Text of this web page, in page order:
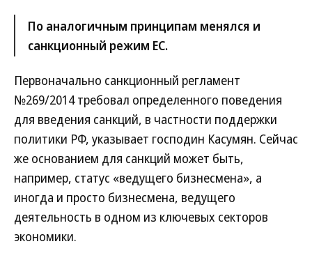
По аналогичным принципам менялся и
санкционный режим ЕС.
Первоначально санкционный регламент
№269/2014 требовал определенного поведения
для введения санкций, в частности поддержки
политики РФ, указывает господин Касумян. Сейчас
же основанием для санкций может быть,
например, статус «ведущего бизнесмена», а
иногда и просто бизнесмена, ведущего
деятельность в одном из ключевых секторов
экономики.